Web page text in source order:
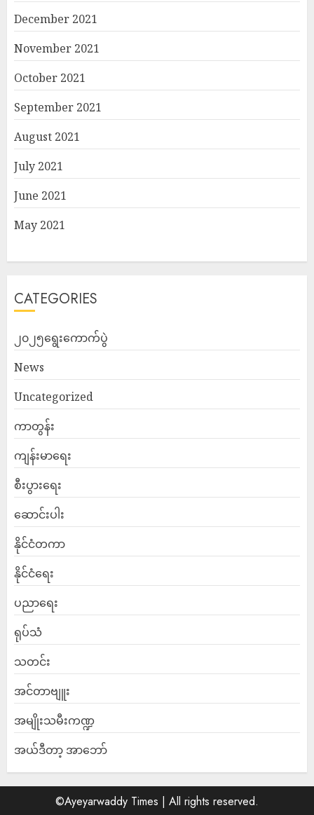
December 2021
November 2021
October 2021
September 2021
August 2021
July 2021
June 2021
May 2021
CATEGORIES
၂၀၂၅ရွေးကောက်ပွဲ
News
Uncategorized
ကာတွန်း
ကျန်းမာရေး
စီးပွားရေး
ဆောင်းပါး
နိုင်ငံတကာ
နိုင်ငံရေး
ပညာရေး
ရုပ်သံ
သတင်း
အင်တာဗျူး
အမျိုးသမီးကဏ္ဍ
အယ်ဒီတာ့ အာဘော်
©Ayeyarwaddy Times | All rights reserved.